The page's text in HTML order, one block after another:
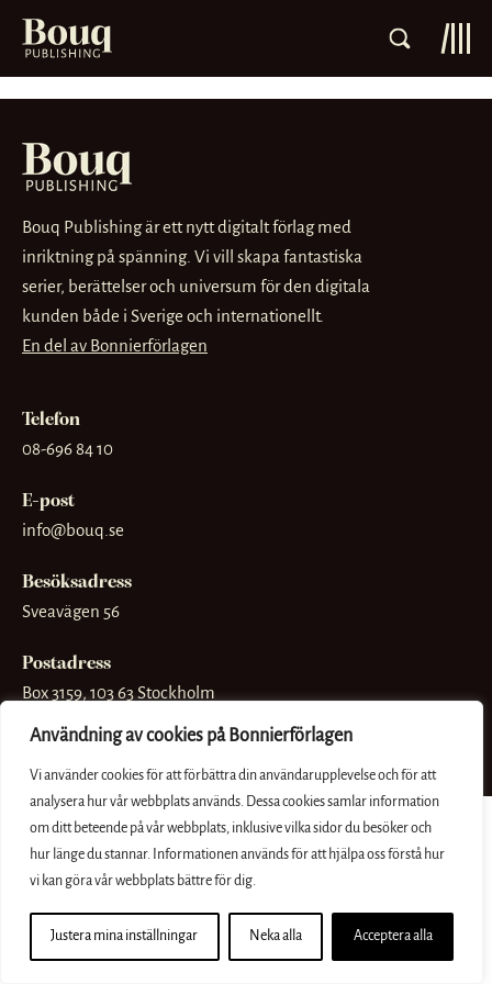
Användning av cookies på Bonnierförlagen
Vi använder cookies för att förbättra din användarupplevelse och för att
analysera hur vår webbplats används. Dessa cookies samlar information
om ditt beteende på vår webbplats, inklusive vilka sidor du besöker och
hur länge du stannar. Informationen används för att hjälpa oss förstå hur
vi kan göra vår webbplats bättre för dig.
Justera mina inställningar Neka alla Acceptera alla
Bouq Publishing är ett nytt digitalt förlag med
inriktning på spänning. Vi vill skapa fantastiska
serier, berättelser och universum för den digitala
kunden både i Sverige och internationellt.
En del av Bonnierförlagen
Telefon
08-696 84 10
E-post
info@bouq.se
Besöksadress
Sveavägen 56
Postadress
Box 3159, 103 63 Stockholm